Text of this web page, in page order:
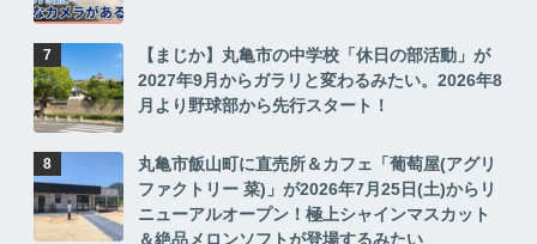
【まじか】丸亀市の中学校「休日の部活動」が
2027年9月からガラリと変わるみたい。2026年8
月より野球部から先行スタート！
丸亀市飯山町に直売所＆カフェ「葡萄屋(アグリ
ファクトリー 菜)」が2026年7月25日(土)からリ
ニューアルオープン！極上シャインマスカット
＆絶品メロンソフトが登場するみたい